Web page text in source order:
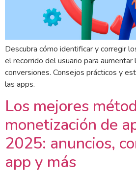
Descubra cómo identificar y corregir
el recorrido del usuario para aumentar
conversiones. Consejos prácticos y
las apps.
Los mejores
monetización de
2025: anuncios,
app y más